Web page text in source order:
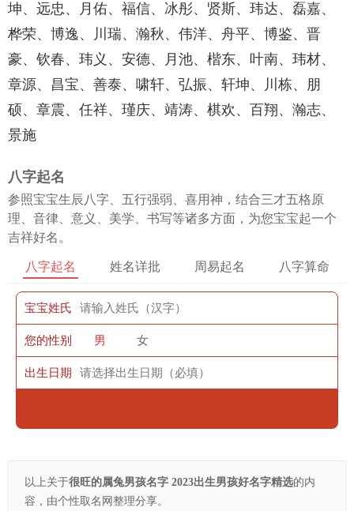
坤、远忠、月佑、福信、冰彤、贤斯、玮达、磊嘉、
桦荣、博逸、川瑞、瀚秋、伟洋、舟平、博鉴、晋
豪、钦春、玮义、安德、月池、楷东、叶南、玮材、
章源、昌宝、善泰、啸轩、弘振、轩坤、川栋、朋
硕、章震、任祥、瑾庆、靖涛、棋欢、百翔、瀚志、
景施
八字起名
参照宝宝生辰八字、五行强弱、喜用神，结合三才五格原
理、音律、意义、美学、书写等诸多方面，为您宝宝起一个
吉祥好名。
八字起名 姓名详批 周易起名 八字算命
宝宝姓氏
您的性别 男 女
出生日期
以上关于很旺的属兔男孩名字 2023出生男孩好名字精选的内
容，由个性取名网整理分享。